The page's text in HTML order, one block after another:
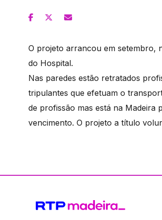
O projeto arrancou em setembro,
do Hospital.
Nas paredes estão retratados
tripulantes que efetuam o
de profissão mas está na Madeira
vencimento. O projeto a título